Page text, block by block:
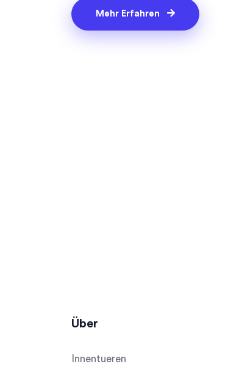
Mehr Erfahren
Über
Innentueren